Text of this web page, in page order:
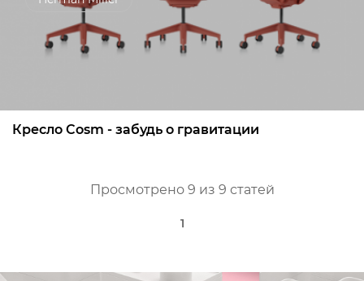
Кресло Cosm - забудь о гравитации
Просмотрено 9 из 9 статей
1